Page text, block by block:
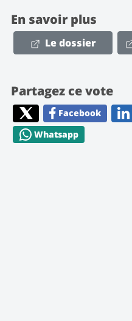
En savoir plus
Le dossier
Partagez ce vote
Facebook
Whatsapp